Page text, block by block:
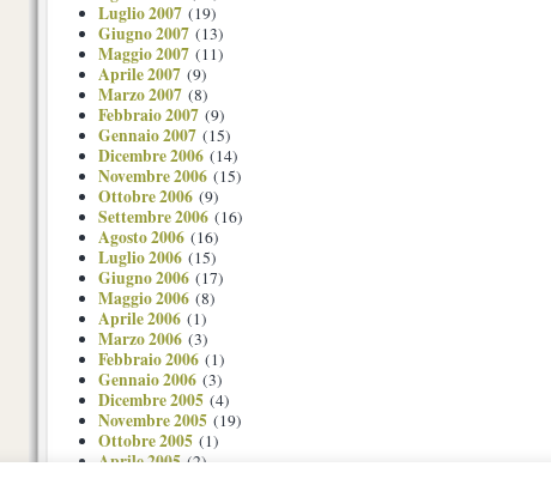
Luglio 2007 (19)
Giugno 2007 (13)
Maggio 2007 (11)
Aprile 2007 (9)
Marzo 2007 (8)
Febbraio 2007 (9)
Gennaio 2007 (15)
Dicembre 2006 (14)
Novembre 2006 (15)
Ottobre 2006 (9)
Settembre 2006 (16)
Agosto 2006 (16)
Luglio 2006 (15)
Giugno 2006 (17)
Maggio 2006 (8)
Aprile 2006 (1)
Marzo 2006 (3)
Febbraio 2006 (1)
Gennaio 2006 (3)
Dicembre 2005 (4)
Novembre 2005 (19)
Ottobre 2005 (1)
Aprile 2005 (2)